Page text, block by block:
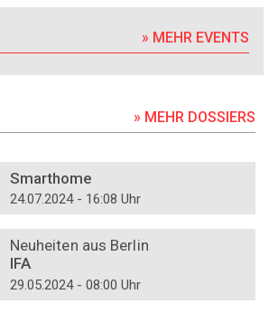
» MEHR EVENTS
» MEHR DOSSIERS
Smarthome
24.07.2024 - 16:08 Uhr
Neuheiten aus Berlin
IFA
29.05.2024 - 08:00 Uhr